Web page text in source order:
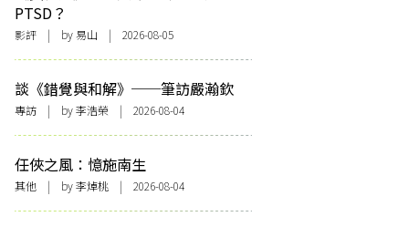
PTSD？
影評 | by 易山 | 2026-08-05
談《錯覺與和解》──筆訪嚴瀚欽
專訪 | by 李浩榮 | 2026-08-04
任俠之風：憶施南生
其他 | by 李焯桃 | 2026-08-04